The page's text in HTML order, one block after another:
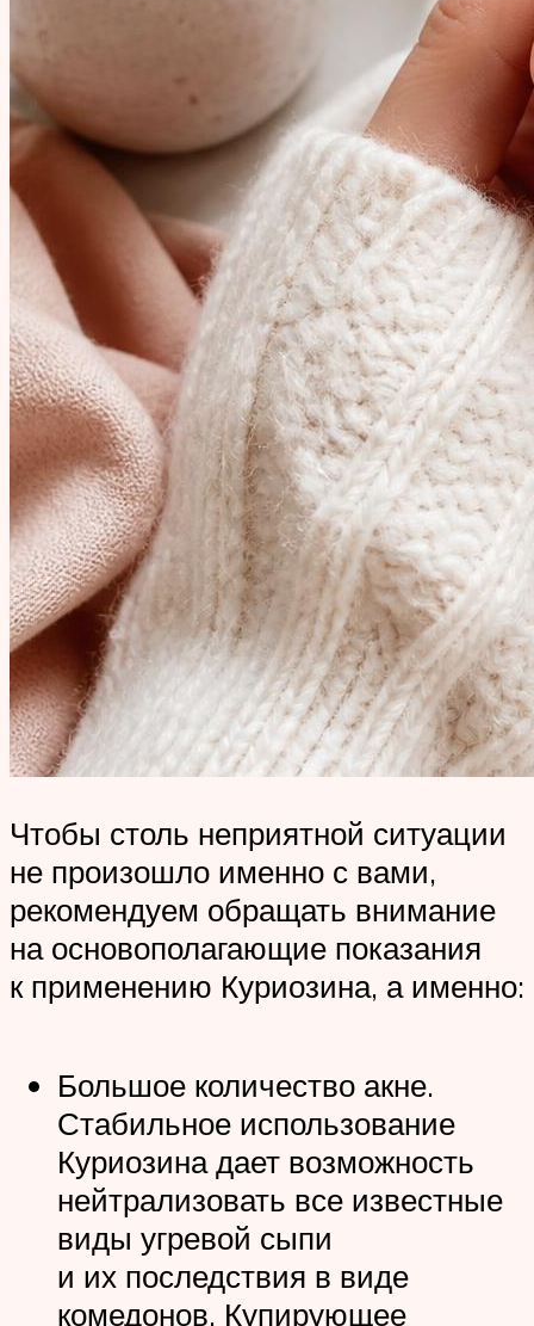
Чтобы столь неприятной ситуации
не произошло именно с вами,
рекомендуем обращать внимание
на основополагающие показания
к применению Куриозина, а именно:
Большое количество акне.
Стабильное использование
Куриозина дает возможность
нейтрализовать все известные
виды угревой сыпи
и их последствия в виде
комедонов. Купирующее